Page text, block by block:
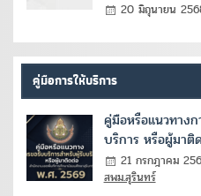
20 มิถุนายน
คู่มือการให้บริการ
คู่มือหรือแนวทาง
บริการ หรือผู้มาติ
21 กรกฎาคม
สพม.สุรินทร์